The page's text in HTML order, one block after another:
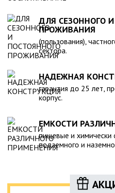
ДЛЯ СЕЗОННОГО
ПРОЖИВАНИЯ
(пользования),
сектора.
НАДЕЖНАЯ
гарантия до 25 лет,
корпус.
ЕМКОСТИ
пищевые и химически
подземного и